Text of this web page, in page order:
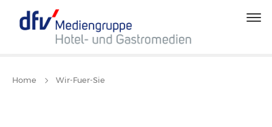
Home Wir-Fuer-Sie